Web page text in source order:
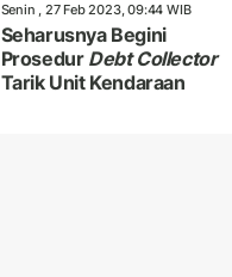
Senin , 27 Feb 2023, 09:44 WIB
Seharusnya Begini
Prosedur Debt Collector
Tarik Unit Kendaraan